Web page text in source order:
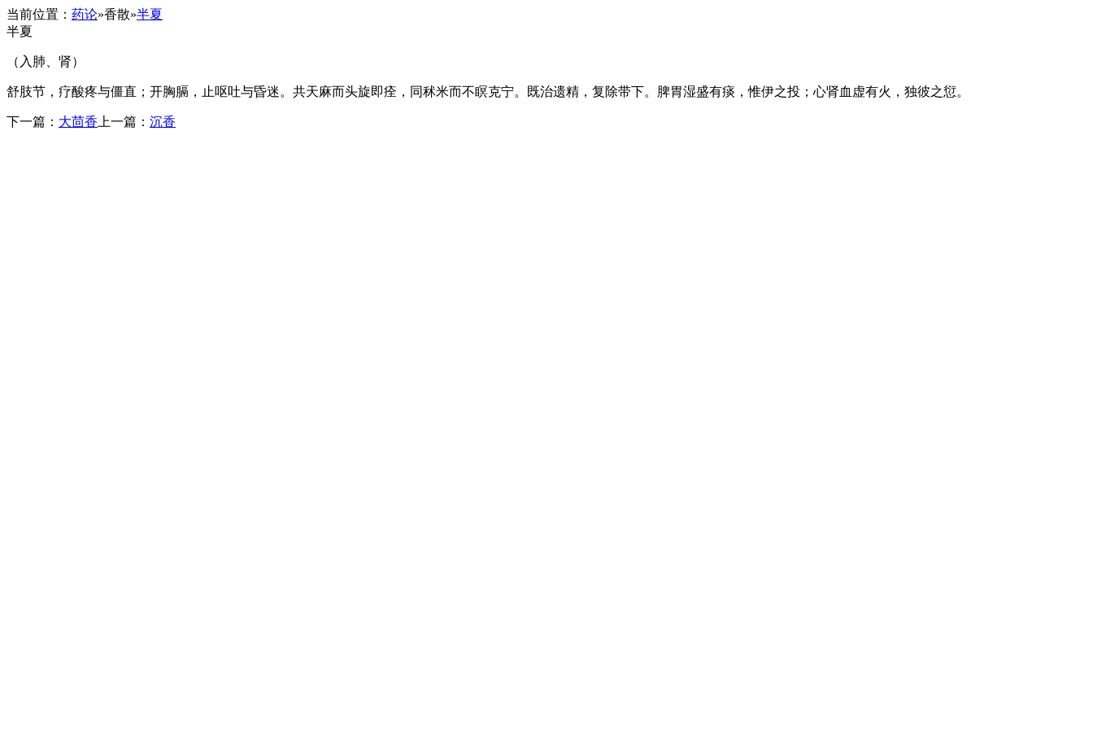
当前位置： 药论»香散»半夏
半夏
（入肺、肾）
舒肢节，疗酸疼与僵直；开胸膈，止呕吐与昏迷。共天麻而头旋即痊，同秫米而不瞑克宁。既治遗精，复除带下。脾胃湿盛有痰，惟伊之投；心肾血虚有火，独彼之愆。
下一篇： 大茴香 上一篇： 沉香